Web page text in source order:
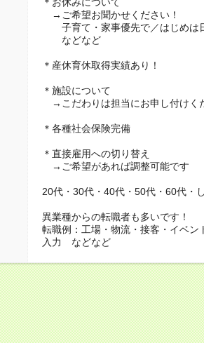
→ご希望お聞かせください！
子育て・家事優先で／はじめは
などなど
＊産休育休取得実績あり！
＊施設について
→こだわりは担当にお申し付けく
＊各種社会保険完備
＊直接雇用への切り替え
→ご希望があれば調整可能です
20代・30代・40代・50代・60代・
異業種からの転職者も多いです！
転職例：工場・物流・接客・イベン
入力 などなど